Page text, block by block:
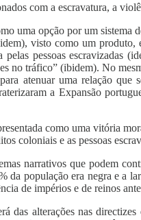
com a escravatura, a
uma opção por um sistema
visto como um
pessoas escravizadas
no tráfico” (ibidem). No
atenuar uma relação
a Expansão
como uma vitória
coloniais e as pessoas
narrativos que podem
população era negra e a
de impérios e de reinos
das alterações nas